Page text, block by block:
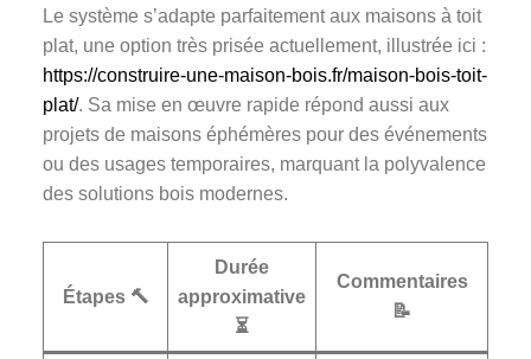
Le système s’adapte parfaitement aux maisons à toit
plat, une option très prisée actuellement, illustrée ici :
https://construire-une-maison-bois.fr/maison-bois-toit-
plat/. Sa mise en œuvre rapide répond aussi aux
projets de maisons éphémères pour des événements
ou des usages temporaires, marquant la polyvalence
des solutions bois modernes.
Étapes 🔨
Durée
approximative
⏳
Commentaires
📝